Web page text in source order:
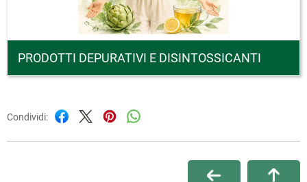
PRODOTTI DEPURATIVI E DISINTOSSICANTI
Condividi: